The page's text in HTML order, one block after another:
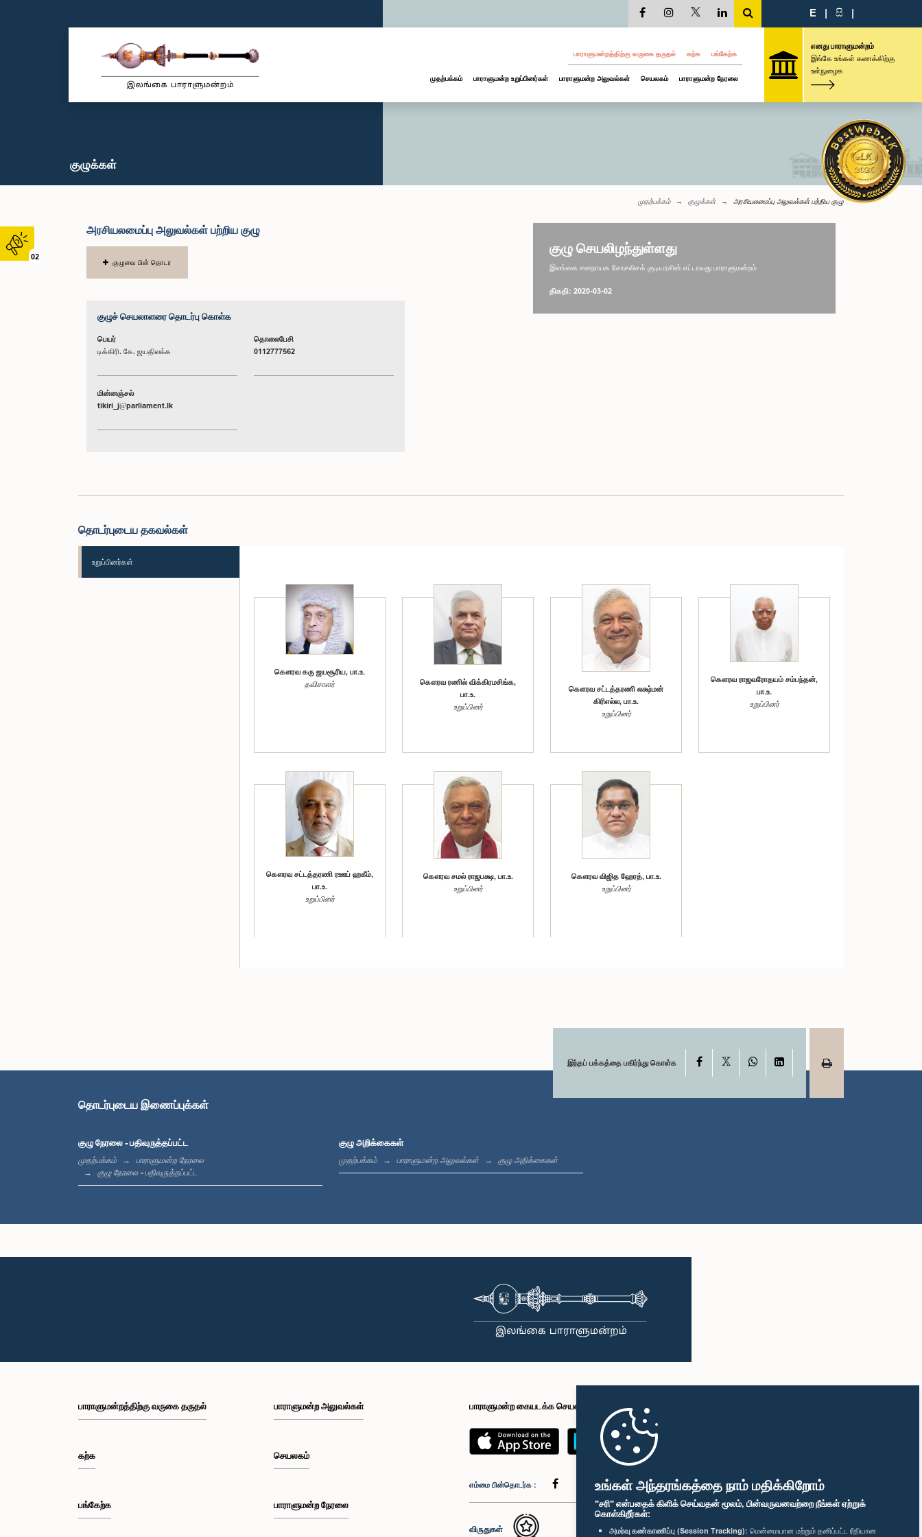
உங்கள் அந்தரங்கத்தை நாம் மதிக்கிறோம்
"சரி" என்பதைக் கிளிக் செய்வதன் மூலம், பின்வருவனவற்றை நீங்கள் ஏற்றுக்
கொள்கிறீர்கள்:
அமர்வு கண்காணிப்பு (Session Tracking): மென்மையான மற்றும் தனிப்பட்ட ரீதியான
02
E | සි |
பாராளுமன்றத்திற்கு வருகை தருதல் கற்க பங்கேற்க
முதற்பக்கம் பாராளுமன்ற உறுப்பினர்கள் பாராளுமன்ற அலுவல்கள் செயலகம் பாராளுமன்ற நேரலை
எனது பாராளுமன்றம்
இங்கே உங்கள் கணக்கிற்கு
உள்நுழைக
குழுக்கள்
முதற்பக்கம் குழுக்கள் அரசியலமைப்பு அலுவல்கள் பற்றிய குழு
அரசியலமைப்பு அலுவல்கள் பற்றிய குழு
குழுவை பின் தொடர
குழுச் செயலாளரை தொடர்பு கொள்க
பெயர்
டிக்கிரி. கே. ஜயதிலக்க
தொலைபேசி
0112777562
மின்னஞ்சல்
tikiri_j@parliament.lk
குழு செயலிழந்துள்ளது
இலங்கை சனநாயக சோசலிசக் குடியரசின் எட்டாவது பாராளுமன்றம்
திகதி: 2020-03-02
தொடர்புடைய தகவல்கள்
உறுப்பினர்கள்
கௌரவ கரு ஜயசூரிய, பா.உ.
தவிசாளர்
கௌரவ ரணில் விக்கிரமசிங்க,
பா.உ.
உறுப்பினர்
கௌரவ சட்டத்தரணி லக்ஷ்மன்
கிரிஎல்ல, பா.உ.
உறுப்பினர்
கௌரவ ராஜவரோதயம் சம்பந்தன்,
பா.உ.
உறுப்பினர்
கௌரவ சட்டத்தரணி ரஊப் ஹகீம்,
பா.உ.
உறுப்பினர்
கௌரவ சமல் ராஜபக்ஷ, பா.உ.
உறுப்பினர்
கௌரவ விஜித ஹேரத், பா.உ.
உறுப்பினர்
இந்தப் பக்கத்தை பகிர்ந்து கொள்க Facebook WhatsAppLinkedIn
தொடர்புடைய இணைப்புக்கள்
குழு நேரலை - பதிவுருத்தப்பட்ட
முதற்பக்கம்
பாராளுமன்ற நேரலை
குழு நேரலை - பதிவுருத்தப்பட்ட
குழு அறிக்கைகள்
முதற்பக்கம் பாராளுமன்ற அலுவல்கள் குழு அறிக்கைகள்
பாராளுமன்றத்திற்கு வருகை தருதல்
கற்க
பங்கேற்க
பாராளுமன்ற அலுவல்கள்
செயலகம்
பாராளுமன்ற நேரலை
பாராளுமன்ற கையடக்க செயலி
எம்மை பின்தொடர்க :
விருதுகள்